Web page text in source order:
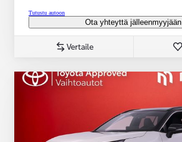
Tutustu autoon
Ota yhteyttä jälleenmyyjään
Vertaile